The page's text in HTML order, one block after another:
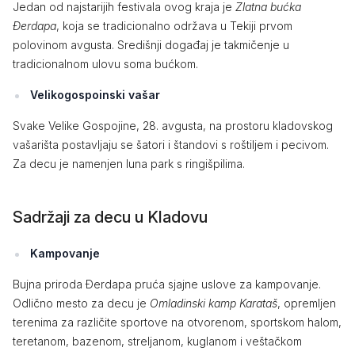
Jedan od najstarijih festivala ovog kraja je Zlatna bućka
Đerdapa, koja se tradicionalno održava u Tekiji prvom
polovinom avgusta. Središnji događaj je takmičenje u
tradicionalnom ulovu soma bućkom.
Velikogospoinski vašar
Svake Velike Gospojine, 28. avgusta, na prostoru kladovskog
vašarišta postavljaju se šatori i štandovi s roštiljem i pecivom.
Za decu je namenjen luna park s ringišpilima.
Sadržaji za decu u Kladovu
Kampovanje
Bujna priroda Đerdapa pruća sjajne uslove za kampovanje.
Odlično mesto za decu je Omladinski kamp Karataš, opremljen
terenima za različite sportove na otvorenom, sportskom halom,
teretanom, bazenom, strelјanom, kuglanom i veštačkom